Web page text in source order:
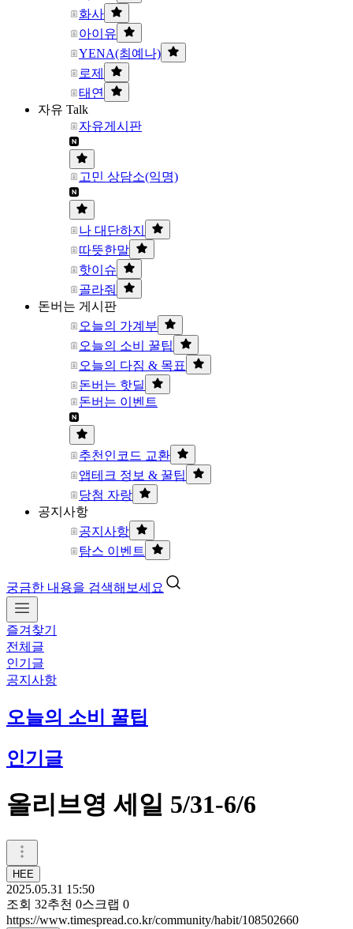
화사
아이유
YENA(최예나)
로제
태연
자유 Talk
자유게시판
고민 상담소(익명)
나 대단하지
따뜻한말
핫이슈
골라줘
돈버는 게시판
오늘의 가계부
오늘의 소비 꿀팁
오늘의 다짐 & 목표
돈버는 핫딜
돈버는 이벤트
추천인코드 교환
앱테크 정보 & 꿀팁
당첨 자랑
공지사항
공지사항
탐스 이벤트
궁금한 내용을 검색해보세요
즐겨찾기
전체글
인기글
공지사항
오늘의 소비 꿀팁
인기글
올리브영 세일 5/31-6/6
HEE
2025.05.31 15:50
조회 32추천 0스크랩 0
https://www.timespread.co.kr/community/habit/108502660